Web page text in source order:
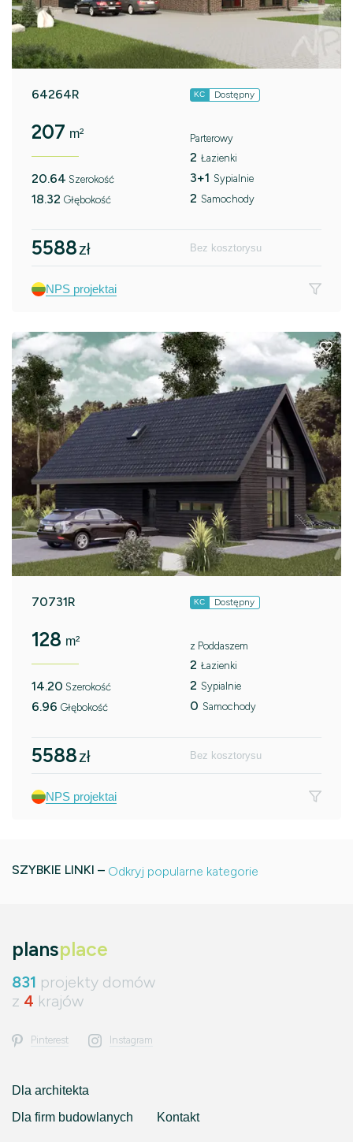
64264R KC Dostępny
207 m²
20.64 Szerokość
18.32 Głębokość
Parterowy
2 Łazienki
3+1 Sypialnie
2 Samochody
5588zł Bez kosztorysu
NPS projektai
70731R KC Dostępny
128 m²
14.20 Szerokość
6.96 Głębokość
z Poddaszem
2 Łazienki
2 Sypialnie
0 Samochody
5588zł Bez kosztorysu
NPS projektai
SZYBKIE LINKI – Odkryj popularne kategorie
plansplace
831 projekty domów
z 4 krajów
Pinterest Instagram
Dla architekta
Dla firm budowlanych
Kontakt